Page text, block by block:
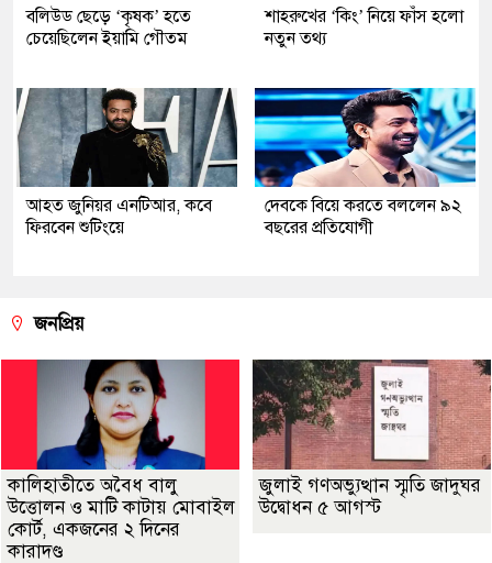
বলিউড ছেড়ে ‘কৃষক’ হতে
চেয়েছিলেন ইয়ামি গৌতম
শাহরুখের ‘কিং’ নিয়ে ফাঁস হলো
নতুন তথ্য
আহত জুনিয়র এনটিআর, কবে
ফিরবেন শুটিংয়ে
দেবকে বিয়ে করতে বললেন ৯২
বছরের প্রতিযোগী
জনপ্রিয়
কালিহাতীতে অবৈধ বালু
উত্তোলন ও মাটি কাটায় মোবাইল
কোর্ট, একজনের ২ দিনের
কারাদণ্ড
জুলাই গণঅভ্যুত্থান স্মৃতি জাদুঘর
উদ্বোধন ৫ আগস্ট